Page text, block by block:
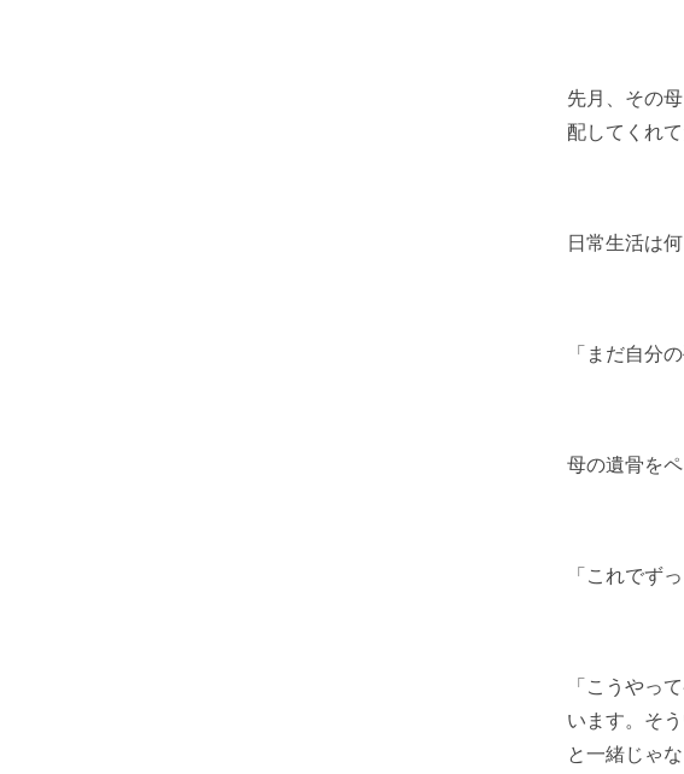
先月、その
配してくれ
日常生活は
「まだ自分
母の遺骨を
「これでず
「こうやっ
います。そ
と一緒じゃ